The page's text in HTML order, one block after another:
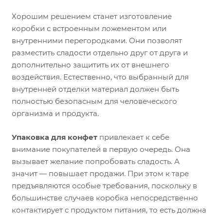
Хорошим решением станет изготовление
коробки с встроенным ложементом или
внутренними перегородками. Они позволят
разместить сладости отдельно друг от друга и
дополнительно защитить их от внешнего
воздействия. Естественно, что выбранный для
внутренней отделки материал должен быть
полностью безопасным для человеческого
организма и продукта.
Упаковка для конфет привлекает к себе
внимание покупателей в первую очередь. Она
вызывает желание попробовать сладость. А
значит — повышает продажи. При этом к таре
предъявляются особые требования, поскольку в
большинстве случаев коробка непосредственно
контактирует с продуктом питания, то есть должна